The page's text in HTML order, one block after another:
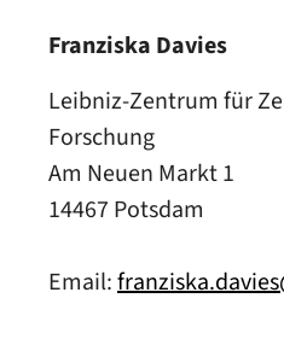
Franziska Davies
Leibniz-Zentrum für
Forschung
Am Neuen Markt 1
14467 Potsdam
Email: